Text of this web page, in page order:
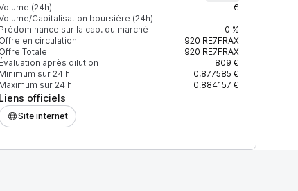
(24h)
- €
Capitalisation boursière (24h)
-
Prédominance sur la cap. du marché
0 %
Offre en circulation
920 RE7FRAX
Offre Totale
920 RE7FRAX
Évaluation après dilution
809 €
Minimum sur 24 h
0,877585 €
Maximum sur 24 h
0,884157 €
Liens officiels
Site internet